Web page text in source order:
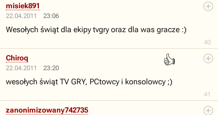
22.04.2011 23:06
40
misiek891
Wesołych świąt dla ekipy tvgry oraz dla was gracze :)
22.04.2011 23:20
👍
41
Chiroq
wesołych świąt TV GRY, PCtowcy i konsolowcy ;)
zanonimizowany742735